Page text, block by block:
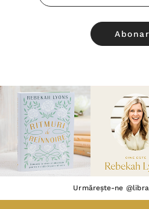
Email
Urmărește-ne